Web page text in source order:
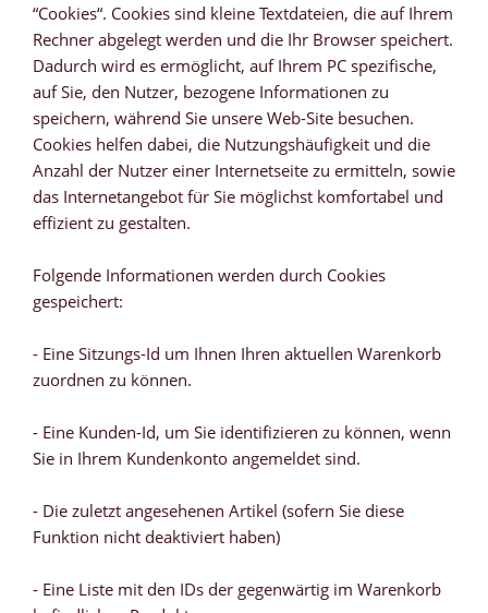
“Cookies“. Cookies sind kleine Textdateien, die auf Ihrem
Rechner abgelegt werden und die Ihr Browser speichert.
Dadurch wird es ermöglicht, auf Ihrem PC spezifische,
auf Sie, den Nutzer, bezogene Informationen zu
speichern, während Sie unsere Web-Site besuchen.
Cookies helfen dabei, die Nutzungshäufigkeit und die
Anzahl der Nutzer einer Internetseite zu ermitteln, sowie
das Internetangebot für Sie möglichst komfortabel und
effizient zu gestalten.
Folgende Informationen werden durch Cookies
gespeichert:
- Eine Sitzungs-Id um Ihnen Ihren aktuellen Warenkorb
zuordnen zu können.
- Eine Kunden-Id, um Sie identifizieren zu können, wenn
Sie in Ihrem Kundenkonto angemeldet sind.
- Die zuletzt angesehenen Artikel (sofern Sie diese
Funktion nicht deaktiviert haben)
- Eine Liste mit den IDs der gegenwärtig im Warenkorb